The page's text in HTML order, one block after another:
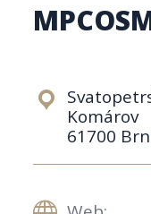
Komárov
61700